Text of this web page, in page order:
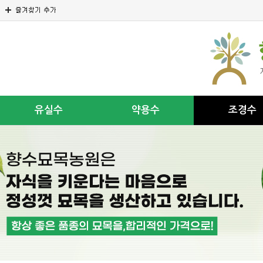
유실수 약용수 조경수